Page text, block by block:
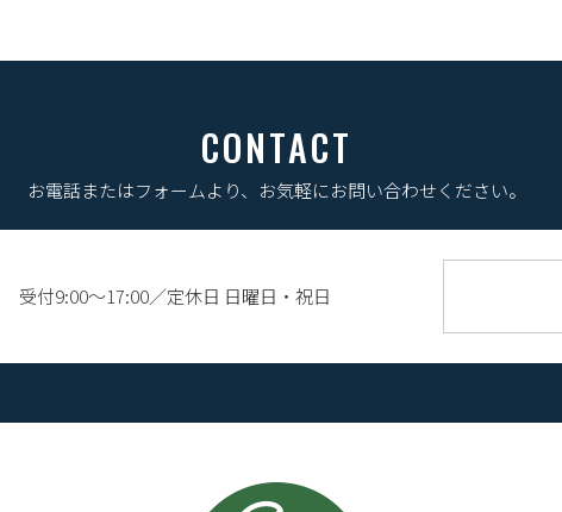
CONTACT
お電話またはフォームより、 お気軽にお問い合わせください。
受付9:00〜17:00／定休日 日曜日・祝日